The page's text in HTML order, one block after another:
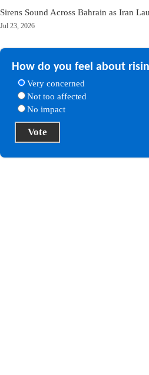
Sirens Sound Across Bahrain as Iran
Jul 23, 2026
How do you feel about
Very concerned
Not too affected
No impact